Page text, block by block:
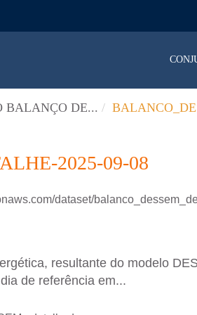
BALANÇO DE...
2025-09-08
dataset/
resultante do modelo
de referência em...